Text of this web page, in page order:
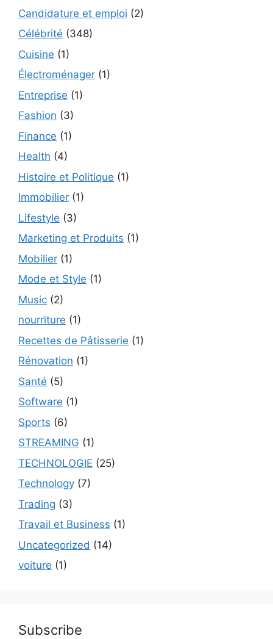
Candidature et emploi (2)
Célébrité (348)
Cuisine (1)
Électroménager (1)
Entreprise (1)
Fashion (3)
Finance (1)
Health (4)
Histoire et Politique (1)
Immobilier (1)
Lifestyle (3)
Marketing et Produits (1)
Mobilier (1)
Mode et Style (1)
Music (2)
nourriture (1)
Recettes de Pâtisserie (1)
Rénovation (1)
Santé (5)
Software (1)
Sports (6)
STREAMING (1)
TECHNOLOGIE (25)
Technology (7)
Trading (3)
Travail et Business (1)
Uncategorized (14)
voiture (1)
Subscribe